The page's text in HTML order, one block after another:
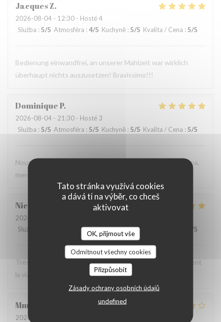
Tato stránka využívá cookies
a dává ti na výběr, co chceš
aktivovat
OK, přijmout vše
Odmítnout všechny cookies
Přizpůsobit
Zásady ochrany osobních údajů
undefined
JacquesZ
2026-08-04 - 12:30 - Hosté 4
Služba :5/5 Atmosféra : 4/5 Kuchyně : 5/5 Kvalita / Cena :5/5
Bedienung einwandfrei, an unserer Mahlzeit war wirklich
überhaupt nichts auszusetzen! Bravissimo!!!
DominiqueP
2026-08-04 - 21:30 - Hosté 3
Služba : 5/5 Atmosféra : 5/5 Kuchyně : 5/5 Kvalita / Cena : 5/5
Nous avons très bien mangé et le personnel est très sympa,
merci
Nicolas
2026-08-03
Služba
Atmosféra:4/5 Kuchyně:5/5 /5
Très chic, très bon service ! Une pépite pour ceux qui aiment
la viande !
Mme
2026-08-01